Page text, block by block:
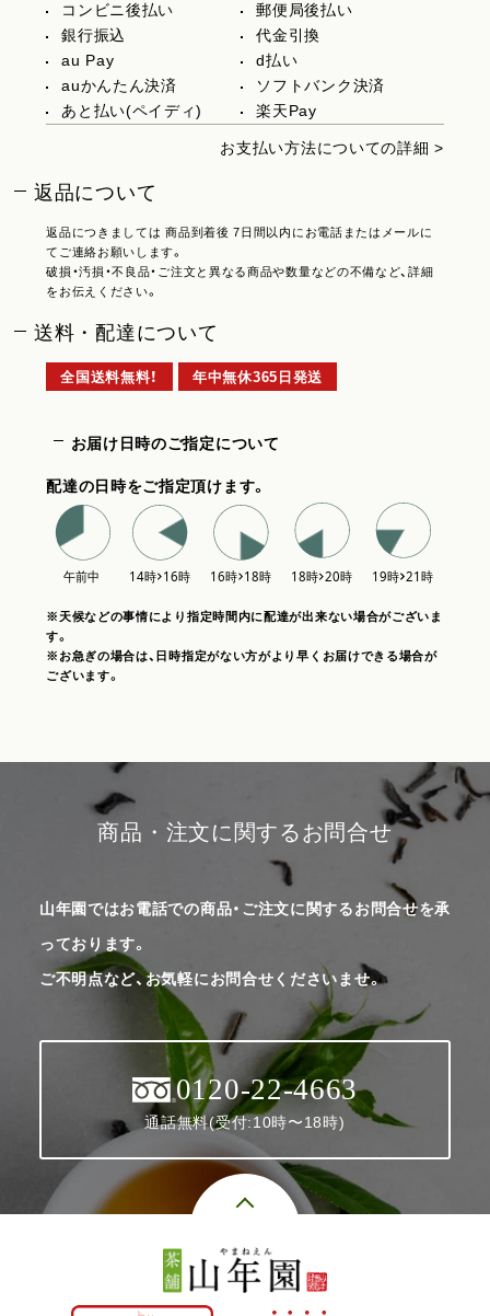
コンビニ後払い
郵便局後払い
銀行振込
代金引換
au Pay
d払い
auかんたん決済
ソフトバンク決済
あと払い(ペイディ)
楽天Pay
お支払い方法についての詳細 >
返品について
返品につきましては 商品到着後 7日間以内にお電話またはメールに
てご連絡お願いします。
破損・汚損・不良品・ご注文と異なる商品や数量などの不備など、詳細
をお伝えください。
送料・配達について
全国送料無料！ 年中無休365日発送
お届け日時のご指定について
配達の日時をご指定頂けます。
※天候などの事情により指定時間内に配達が出来ない場合がございま
す。
※お急ぎの場合は、日時指定がない方がより早くお届けできる場合が
ございます。
商品・注文に関するお問合せ
山年園ではお電話での商品・ご注文に関するお問合せを承
っております。
ご不明点など、お気軽にお問合せくださいませ。
0120-22-4663
通話無料(受付:10時〜18時)